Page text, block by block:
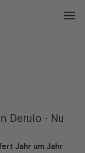
menu
Derulo - Nu
Jahr um Jahr